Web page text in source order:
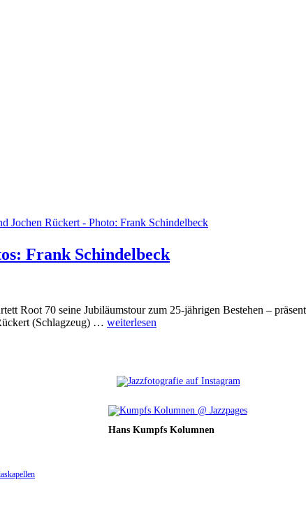
Frank Schindelbeck
Root 70 seine Jubiläumstour zum 25-jährigen Bestehen –
(Schlagzeug) … weiterlesen
Hans Kumpfs Kolumnen